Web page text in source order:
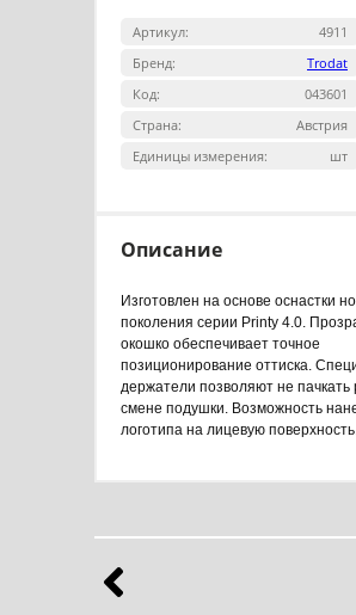
Артикул:
4911
Бренд:
Trodat
Код:
043601
Страна:
Австрия
Единицы измерения:
шт
Описание
Изготовлен на основе оснастки
поколения серии Printy 4.0.
окошко обеспечивает точное
позиционирование оттиска.
держатели позволяют не пачкать
смене подушки. Возможность
логотипа на лицевую
Бренды
Выберите продукты любимого